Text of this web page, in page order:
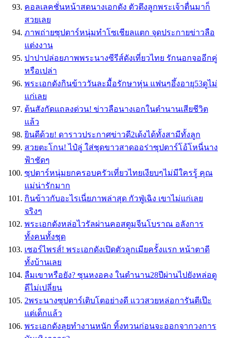
คอลเลคชั่นหน้าสดนางเอกดัง ตัวตึงลูกพระเจ้าตื่นมาก็
สวยเลย
ภาพถ่ายซุปตาร์หนุ่มทำโซเชียลแตก จุดประกายข่าวลือ
แต่งงาน
ปาปาปล่อยภาพพระนางซีรีส์ดังเที่ยวไทย รักนอกจออีกคู่
หรือเปล่า
พระเอกดังกินข้าววันละมื้อรักษาหุ่น แฟนๆอึ้งอายุ53ดูไม่
แก่เลย
ต้นสังกัดแถลงด่วน! ข่าวลือนางเอกในตำนานเสียชีวิต
แล้ว
ยินดีด้วย! ดาราวประกาศข่าวดี2เด้งได้ทั้งสามีทั้งลูก
สวยตะโกน! ไป๋ลู่ ใส่ชุดขาวสาดออร่าซุปตาร์โอ้โหนี่นาง
ฟ้าชัดๆ
ซุปตาร์หนุ่มยกครอบครัวเที่ยวไทยเงียบๆไม่มีใครรู้ คุณ
แม่น่ารักมาก
กินข้าวกับอะไรเนี่ยภาพล่าสุด กัวฟู่เฉิง เขาไม่แก่เลย
จริงๆ
พระเอกดังหล่อไวรัลผ่านคอสตูมจีนโบราณ อลังการ
ทั้งคนทั้งชุด
เซอร์ไพรส์! พระเอกดังเปิดตัวลูกเมียครั้งแรก หน้าตาดี
ทั้งบ้านเลย
ลืมเขาหรือยัง? ซุนหงอคง ในตำนาน28ปีผ่านไปยังหล่อดู
ดีไม่เปลี่ยน
2พระนางซุปตาร์เติบโตอย่างดี แววสวยหล่อการันตีเป๊ะ
แต่เด็กแล้ว
พระเอกดังลุยทำงานหนัก ทิ้งทวนก่อนจะออกจากวงการ